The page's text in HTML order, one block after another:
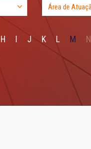
H I J K L M N